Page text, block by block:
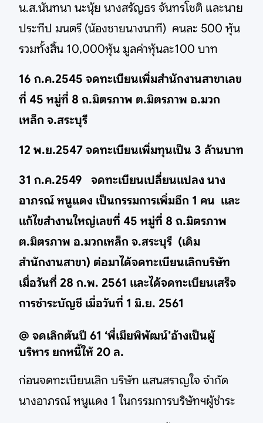
น.ส.นันทนา นะนุ้ย นางสรัญธร จันทรโชติ และนาย
ประทีป มนตรี (น้องชายนางนาที) คนละ 500 หุ้น
รวมทั้งสิ้น 10,000หุ้น มูลค่าหุ้นละ100 บาท
16 ก.ค.2545 จดทะเบียนเพิ่มสำนักงานสาขาเลข
ที่ 45 หมู่ที่ 8 ถ.มิตรภาพ ต.มิตรภาพ อ.มวก
เหล็ก จ.สระบุรี
12 พ.ย.2547 จดทะเบียนเพิ่มทุนเป็น 3 ล้านบาท
31 ก.ค.2549 จดทะเบียนเปลี่ยนแปลง นาง
อาภรณ์ หนูแดง เป็นกรรมการเพิ่มอีก 1 คน และ
แก้ไขสำงานใหญ่เลขที่ 45 หมู่ที่ 8 ถ.มิตรภาพ
ต.มิตรภาพ อ.มวกเหล็ก จ.สระบุรี (เดิม
สำนักงานสาขา) ต่อมาได้จดทะเบียนเลิกบริษัท
เมื่อวันที่ 28 ก.พ. 2561 และได้จดทะเบียนเสร็จ
การชำระบัญชี เมื่อวันที่ 1 มิ.ย. 2561
@ จดเลิกต้นปี 61 ‘พี่เมียพิพัฒน์’อ้างเป็นผู้
บริหาร ยกหนี้ให้ 20 ล.
ก่อนจดทะเบียนเลิก บริษัท แสนสราญใจ จำกัด
นางอาภรณ์ หนูแดง 1 ในกรรมการบริษัทฯผู้ชำระ